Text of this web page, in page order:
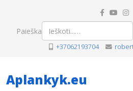
Paieška
+37062193704
Aplankyk.eu